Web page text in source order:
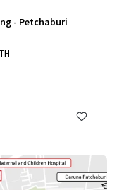
- Petchaburi